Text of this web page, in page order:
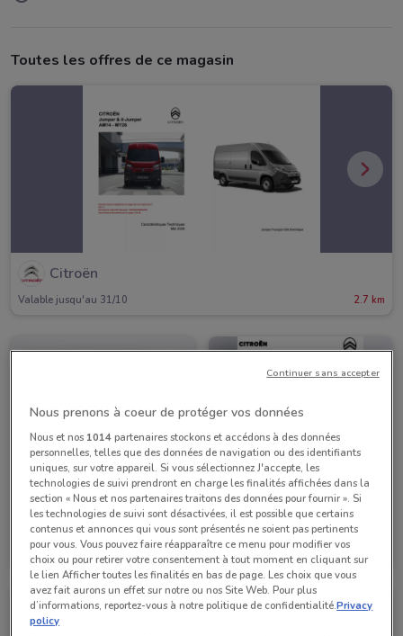
Toutes les offres de ce magasin
Citroën
Valable jusqu'au 31/10 2.7 km
Citroën
Valable jusqu'au 31/10 2.7 km
Citroën
Valable jusqu'au 31/12 3.2 km
Nous prenons à coeur de protéger vos données
Nous et nos 1014partenaires stockons et accédons à des données
personnelles, telles que des données de navigation ou des identifiants
uniques, sur votre appareil. Si vous sélectionnez J'accepte, les
technologies de suivi prendront en charge les finalités affichées dans la
section « Nous et nos partenaires traitons des données pour fournir ». Si
les technologies de suivi sont désactivées, il est possible que certains
contenus et annonces qui vous sont présentés ne soient pas pertinents
pour vous. Vous pouvez faire réapparaître ce menu pour modifier vos
choix ou pour retirer votre consentement à tout moment en cliquant sur
le lien Afficher toutes les finalités en bas de page. Les choix que vous
avez fait aurons un effet sur notre ou nos Site Web. Pour plus
d’informations, reportez-vous à notre politique de confidentialité.Privacy
policy
Continuer sans accepter